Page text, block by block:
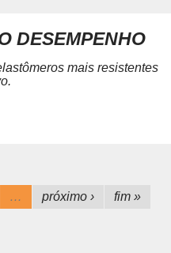
DESEMPENHO
mais resistentes
… próximo › fim »